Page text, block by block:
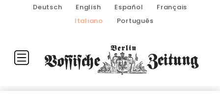
Deutsch English Español
Français
Italiano
Português